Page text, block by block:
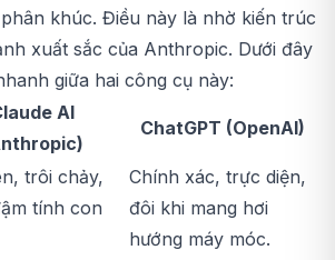
khúc. Điều này là nhờ kiến trúc
xuất sắc của Anthropic. Dưới đây
giữa hai công cụ này:
AI
ChatGPT (OpenAI)
trôi chảy,
tính con
Chính xác, trực diện,
đôi khi mang hơi
hướng máy móc.